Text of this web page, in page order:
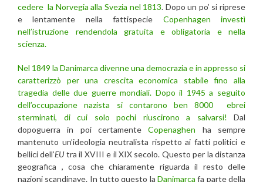
cedere la Norvegia alla Svezia nel 1813. Dopo un po’ si riprese
e lentamente nella fattispecie Copenhagen investì
nell’istruzione rendendola gratuita e obligatoria e nella
scienza.
Nel 1849 la Danimarca divenne una democrazia e in appresso si
caratterizzò per una crescita economica stabile fino alla
tragedia delle due guerre mondiali. Dopo il 1945 a seguito
dell’occupazione nazista si contarono ben 8000 ebrei
sterminati, di cui solo pochi riuscirono a salvarsi! Dal
dopoguerra in poi certamenteCopenaghen ha sempre
mantenuto un’ideologia neutralista rispetto ai fatti politici e
bellici dell’EUtra il XVIII e il XIX secolo. Questo per la distanza
geografica , cosa che chiaramente riguarda il resto delle
nazioni scandinave. In tutto questo la Danimarca fa parte della